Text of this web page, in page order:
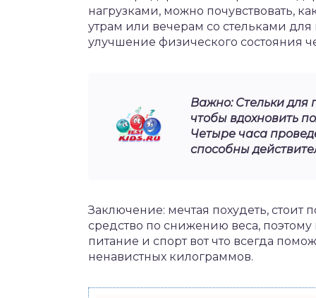
нагрузками, можно почувствовать,
утрам или вечерам со стельками
улучшение физического состояния
Важно: Стельки для
чтобы вдохновить
Четыре часа
способны
Заключение: мечтая похудеть, стоит
средство по снижению веса, поэтому
питание и спорт вот что всегда
ненавистных килограммов.